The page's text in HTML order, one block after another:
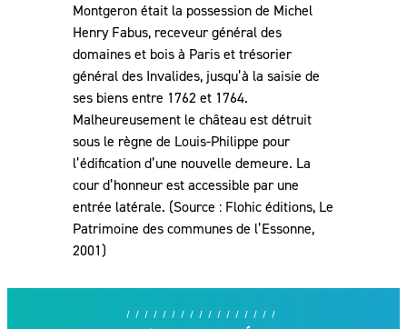
Montgeron était la possession de Michel
Henry Fabus, receveur général des
domaines et bois à Paris et trésorier
général des Invalides, jusqu’à la saisie de
ses biens entre 1762 et 1764.
Malheureusement le château est détruit
sous le règne de Louis-Philippe pour
l’édification d’une nouvelle demeure. La
cour d’honneur est accessible par une
entrée latérale. (Source : Flohic éditions, Le
Patrimoine des communes de l’Essonne,
2001)